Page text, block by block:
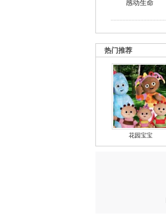
感动生命
热门推荐
花园宝宝